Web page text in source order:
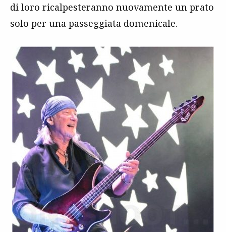
di loro ricalpesteranno nuovamente un prato
solo per una passeggiata domenicale.